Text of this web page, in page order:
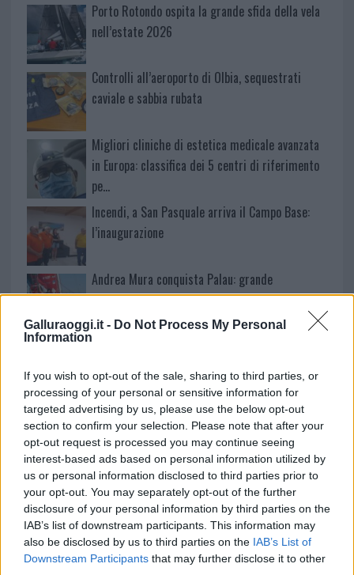
Galluraoggi.it - Do Not Process My Personal
Information
If you wish to opt-out of the sale, sharing to third parties, or
processing of your personal or sensitive information for
targeted advertising by us, please use the below opt-out
section to confirm your selection. Please note that after your
opt-out request is processed you may continue seeing
interest-based ads based on personal information utilized by
us or personal information disclosed to third parties prior to
your opt-out. You may separately opt-out of the further
disclosure of your personal information by third parties on the
IAB’s list of downstream participants. This information may
also be disclosed by us to third parties on the IAB’s List of
Downstream Participants that may further disclose it to other
Porto Rotondo ospita la grande sfida della vela
nell’estate 2026
Controlli all’aeroporto di Olbia, sequestrati
caviale e sabbia rubata
Migliori cliniche di estetica medicale avanzata
in Europa: classifica dei 5 centri di riferimento
pe…
Incendi, a San Pasquale arriva il Campo Base:
l’inaugurazione
Andrea Mura conquista Palau: grande
partecipazione per il suo racconto
Calangianus, allarme sul centro accoglienza